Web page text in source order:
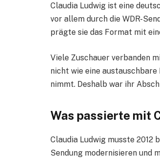
Claudia Ludwig ist eine
vor allem durch die WDR-
prägte sie das Format mit
Viele Zuschauer verbanden
nicht wie eine
nimmt. Deshalb war ihr
Was passierte mit
Claudia Ludwig musste 2012
Sendung modernisieren und